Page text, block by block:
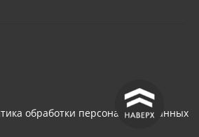
^
обработки персональных данных